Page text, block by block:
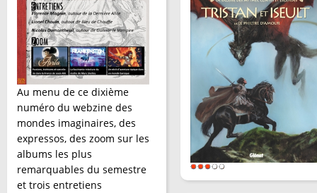
Au menu de ce dixième
numéro du webzine des
mondes imaginaires, des
expressos, des zoom sur les
albums les plus
remarquables du semestre
et trois entretiens